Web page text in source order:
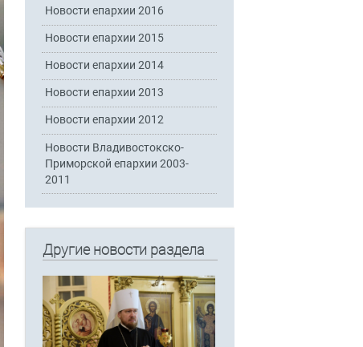
Новости епархии 2016
Новости епархии 2015
Новости епархии 2014
Новости епархии 2013
Новости епархии 2012
Новости Владивостокско-
Приморской епархии 2003-
2011
Другие новости раздела